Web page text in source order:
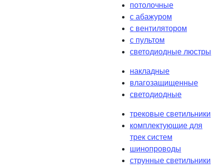
потолочные
с абажуром
с вентилятором
с пультом
светодиодные люстры
накладные
влагозащищенные
светодиодные
трековые светильники
комплектующие для
трек систем
шинопроводы
струнные светильники